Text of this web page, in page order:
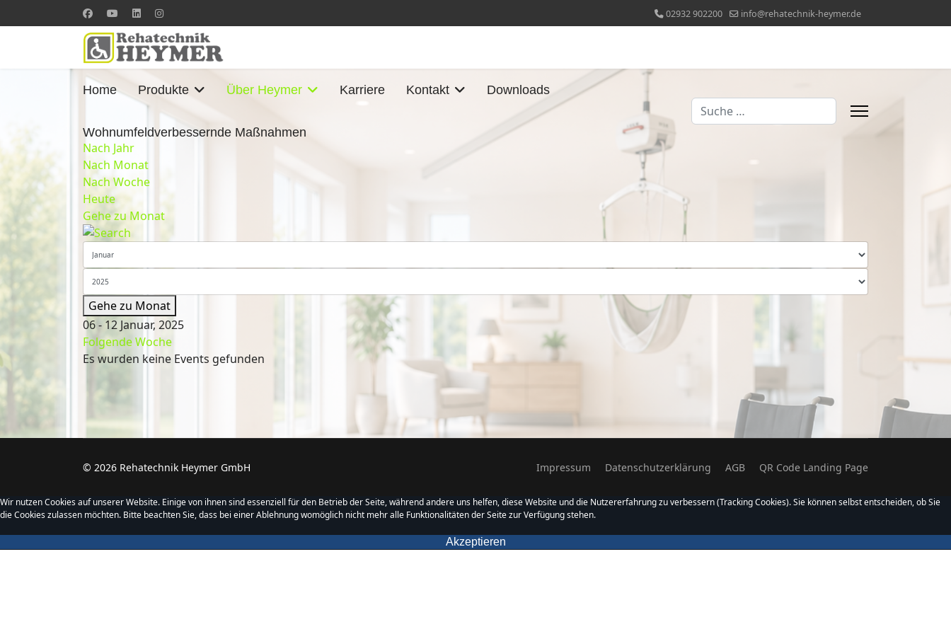
02932 902200 info@rehatechnik-heymer.de
Home Produkte Über Heymer Karriere Kontakt Downloads
Wohnumfeldverbessernde Maßnahmen
Suchen
Nach Jahr
Nach Monat
Nach Woche
Heute
Gehe zu Monat
Gehe zu Monat
06 - 12 Januar, 2025
Folgende Woche
Es wurden keine Events gefunden
© 2026 Rehatechnik Heymer GmbH Impressum Datenschutzerklärung AGB QR Code Landing Page
Wir nutzen Cookies auf unserer Website. Einige von ihnen sind essenziell für den Betrieb der Seite, während andere uns helfen, diese Website und die Nutzererfahrung zu verbessern (Tracking Cookies). Sie können selbst entscheiden, ob Sie
die Cookies zulassen möchten. Bitte beachten Sie, dass bei einer Ablehnung womöglich nicht mehr alle Funktionalitäten der Seite zur Verfügung stehen.
Akzeptieren